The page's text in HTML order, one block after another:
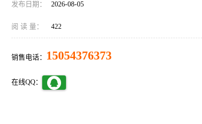
发布日期： 2026-08-05
阅 读 量： 422
销售电话： 15054376373
在线QQ：